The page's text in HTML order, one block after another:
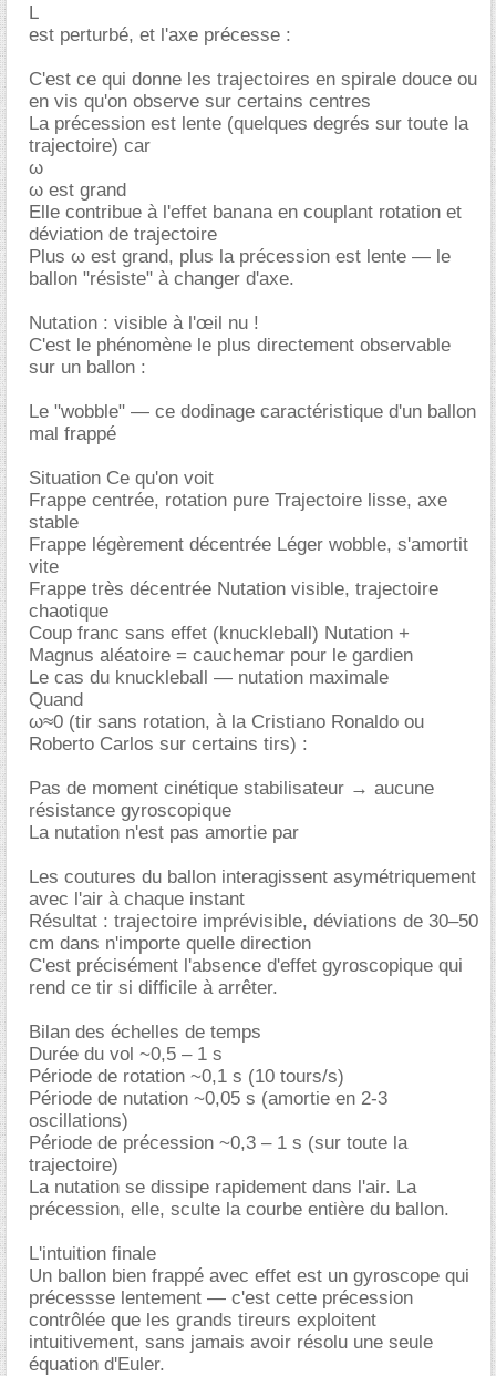
L
est perturbé, et l'axe précesse :
C'est ce qui donne les trajectoires en spirale douce ou
en vis qu'on observe sur certains centres
La précession est lente (quelques degrés sur toute la
trajectoire) car
ω
ω est grand
Elle contribue à l'effet banana en couplant rotation et
déviation de trajectoire
Plus ω est grand, plus la précession est lente — le
ballon "résiste" à changer d'axe.
Nutation : visible à l'œil nu !
C'est le phénomène le plus directement observable
sur un ballon :
Le "wobble" — ce dodinage caractéristique d'un ballon
mal frappé
Situation Ce qu'on voit
Frappe centrée, rotation pure Trajectoire lisse, axe
stable
Frappe légèrement décentrée Léger wobble, s'amortit
vite
Frappe très décentrée Nutation visible, trajectoire
chaotique
Coup franc sans effet (knuckleball) Nutation +
Magnus aléatoire = cauchemar pour le gardien
Le cas du knuckleball — nutation maximale
Quand
ω≈0 (tir sans rotation, à la Cristiano Ronaldo ou
Roberto Carlos sur certains tirs) :
Pas de moment cinétique stabilisateur → aucune
résistance gyroscopique
La nutation n'est pas amortie par
Les coutures du ballon interagissent asymétriquement
avec l'air à chaque instant
Résultat : trajectoire imprévisible, déviations de 30–50
cm dans n'importe quelle direction
C'est précisément l'absence d'effet gyroscopique qui
rend ce tir si difficile à arrêter.
Bilan des échelles de temps
Durée du vol ~0,5 – 1 s
Période de rotation ~0,1 s (10 tours/s)
Période de nutation ~0,05 s (amortie en 2-3
oscillations)
Période de précession ~0,3 – 1 s (sur toute la
trajectoire)
La nutation se dissipe rapidement dans l'air. La
précession, elle, sculte la courbe entière du ballon.
L'intuition finale
Un ballon bien frappé avec effet est un gyroscope qui
précessse lentement — c'est cette précession
contrôlée que les grands tireurs exploitent
intuitivement, sans jamais avoir résolu une seule
équation d'Euler.